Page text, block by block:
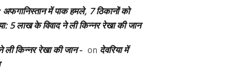
में पाक हमले, 7 ठिकानों को
5 लाख के विवाद ने ली किन्नर रेखा की जान
ली किन्नर रेखा की जान - on देवरिया में